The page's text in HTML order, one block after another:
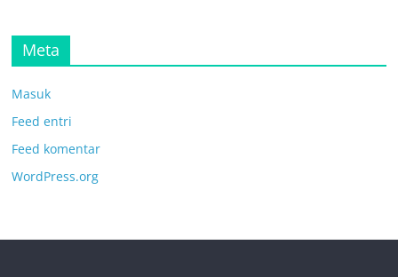
Meta
Masuk
Feed entri
Feed komentar
WordPress.org